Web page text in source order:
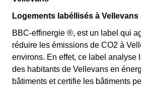
Logements labéllisés à Vellevans
BBC-effinergie ®, est un label qui
réduire les émissions de CO2 à
environs. En effet, ce label analyse
des habitants de Vellevans en
bâtiments et certifie les bâtiments